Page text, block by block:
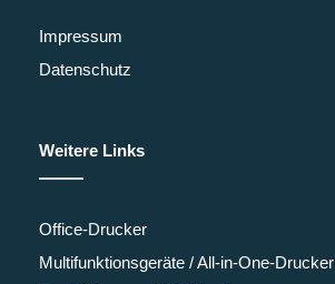
Impressum
Datenschutz
Weitere Links
Office-Drucker
Multifunktionsgeräte / All-in-One-Drucker